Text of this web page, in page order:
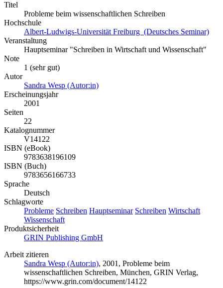
Titel
Probleme beim wissenschaftlichen Schreiben
Hochschule
Albert-Ludwigs-Universität Freiburg (Deutsches Seminar)
Veranstaltung
Hauptseminar "Schreiben in Wirtschaft und Wissenschaft"
Note
1 (sehr gut)
Autor
Sandra Wesp (Autor:in)
Erscheinungsjahr
2001
Seiten
22
Katalognummer
V14122
ISBN (eBook)
9783638196109
ISBN (Buch)
9783656166733
Sprache
Deutsch
Schlagworte
Probleme Schreiben Hauptseminar Schreiben Wirtschaft
Wissenschaft
Produktsicherheit
GRIN Publishing GmbH
Arbeit zitieren
Sandra Wesp (Autor:in), 2001, Probleme beim
wissenschaftlichen Schreiben, München, GRIN Verlag,
https://www.grin.com/document/14122